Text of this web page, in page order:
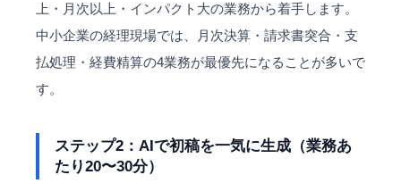
上・月次以上・インパクト大の業務から着手します。
中小企業の経理現場では、月次決算・請求書突合・支
払処理・経費精算の4業務が最優先になることが多いで
す。
ステップ2：AIで初稿を一気に生成（業務あ
たり20〜30分）